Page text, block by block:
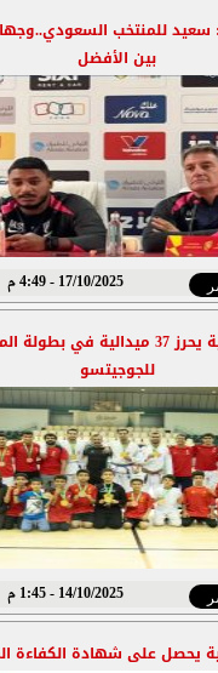
سعيد للمنتخب
بين الأفضل
17/10/2025 - 4:49 م
القادسية يحرز 37 ميدالية في
للجوجيتسو
14/10/2025 - 1:45 م
يحصل على شهادة الكفاءة